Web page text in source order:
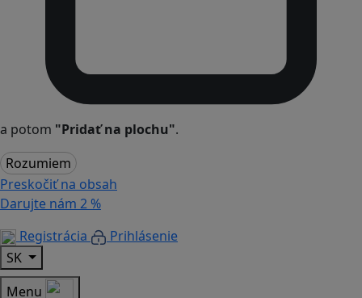
a potom "Pridať na plochu".
Rozumiem
Preskočiť na obsah
Darujte nám 2 %
Registrácia
Prihlásenie
SK
Menu